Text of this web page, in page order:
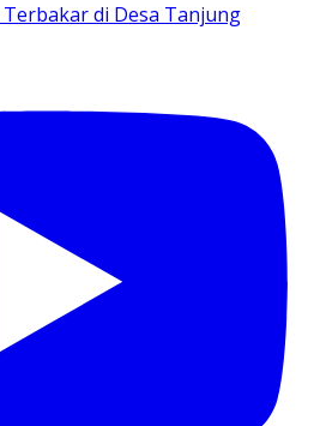
di Desa Tanjung